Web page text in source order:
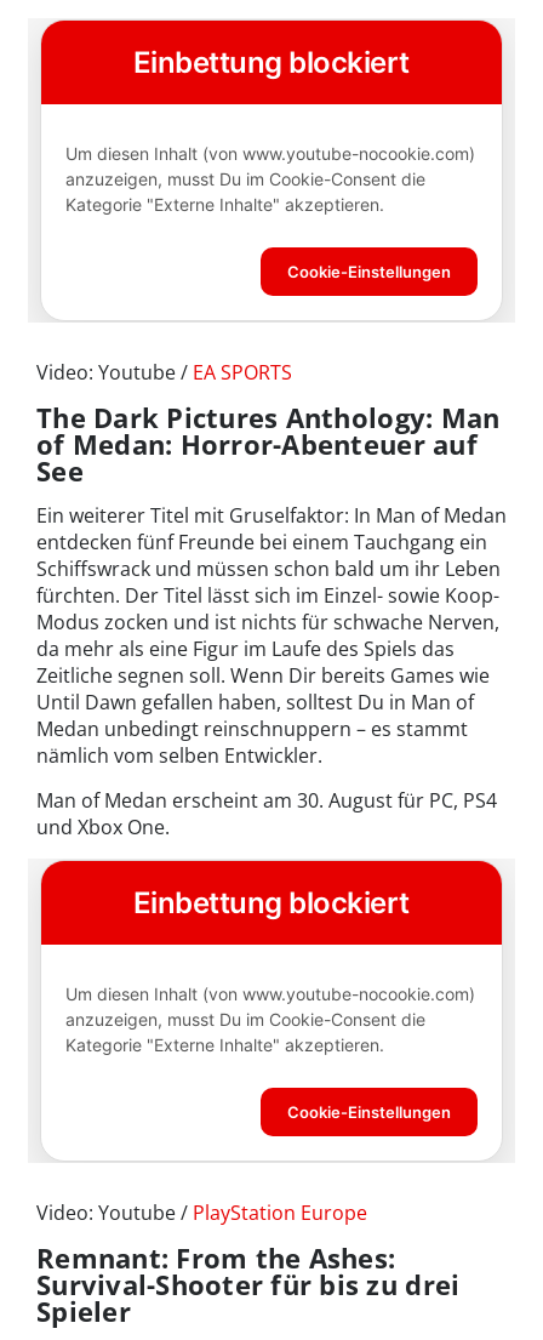
Video: Youtube / EA SPORTS
The Dark Pictures Anthology: Man
of Medan: Horror-Abenteuer auf
See
Ein weiterer Titel mit Gruselfaktor: In Man of Medan
entdecken fünf Freunde bei einem Tauchgang ein
Schiffswrack und müssen schon bald um ihr Leben
fürchten. Der Titel lässt sich im Einzel- sowie Koop-
Modus zocken und ist nichts für schwache Nerven,
da mehr als eine Figur im Laufe des Spiels das
Zeitliche segnen soll. Wenn Dir bereits Games wie
Until Dawn gefallen haben, solltest Du in Man of
Medan unbedingt reinschnuppern – es stammt
nämlich vom selben Entwickler.
Man of Medan erscheint am 30. August für PC, PS4
und Xbox One.
Video: Youtube / PlayStation Europe
Remnant: From the Ashes:
Survival-Shooter für bis zu drei
Spieler